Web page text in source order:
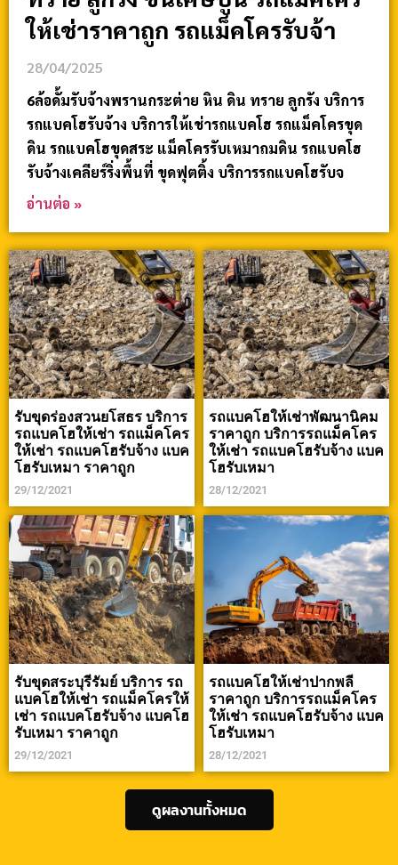
ให้เช่าราคาถูก รถแม็คโครรับจ้า
28/04/2025
6ล้อดั้มรับจ้างพรานกระต่าย หิน ดิน ทราย ลูกรัง บริการ
รถแบคโฮรับจ้าง บริการให้เช่ารถแบคโฮ รถแม็คโครขุด
ดิน รถแบคโฮขุดสระ แม็คโครรับเหมาถมดิน รถแบคโฮ
รับจ้างเคลียร์ริ่งพื้นที่ ขุดฟุตติ้ง บริการรถแบคโฮรับจ
อ่านต่อ »
รับขุดร่องสวนยโสธร บริการ
รถแบคโฮให้เช่า รถแม็คโคร
ให้เช่า รถแบคโฮรับจ้าง แบค
โฮรับเหมา ราคาถูก
29/12/2021
รถแบคโฮให้เช่าพัฒนานิคม
ราคาถูก บริการรถแม็คโคร
ให้เช่า รถแบคโฮรับจ้าง แบค
โฮรับเหมา
28/12/2021
รับขุดสระบุรีรัมย์ บริการ รถ
แบคโฮให้เช่า รถแม็คโครให้
เช่า รถแบคโฮรับจ้าง แบคโฮ
รับเหมา ราคาถูก
29/12/2021
รถแบคโฮให้เช่าปากพลี
ราคาถูก บริการรถแม็คโคร
ให้เช่า รถแบคโฮรับจ้าง แบค
โฮรับเหมา
28/12/2021
ดูผลงานทั้งหมด